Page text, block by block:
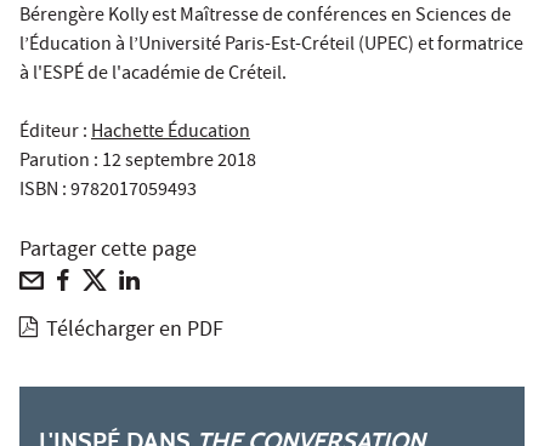
Bérengère Kolly est Maîtresse de conférences en Sciences de
l’Éducation à l’Université Paris-Est-Créteil (UPEC) et formatrice
à l'ESPÉ de l'académie de Créteil.
Éditeur :Hachette Éducation
Parution : 12 septembre 2018
ISBN : 9782017059493
Partager cette page
Télécharger en PDF